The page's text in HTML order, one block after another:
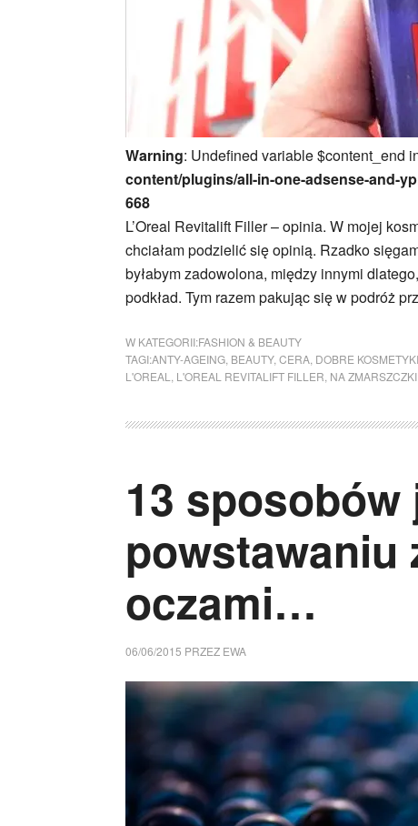
Warning: Undefined variable $content_end
content/plugins/all-in-one-adsense-and-
668
L’Oreal Revitalift Filler – opinia. W mojej
chciałam podzielić się opinią. Rzadko
byłabym zadowolona, między innymi
podkład. Tym razem pakując się w podróż
W KATEGORII:FASHION & BEAUTY
TAGI:ANTY-AGEING BEAUTY, CERA DOBRE KOSMETYKI
L'OREAL
L'OREAL REVITALIFT FILLER NA ZMARSZCZKI
13
powstawaniu
oczami…
06/06/2015 PRZEZ EWA